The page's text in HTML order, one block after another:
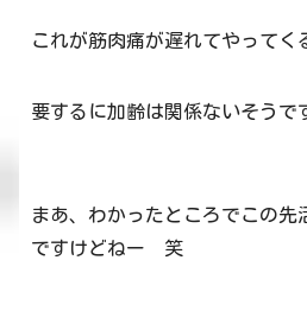
これが筋肉痛が遅れてやってく
要するに加齢は関係ないそうで
まあ、わかったところでこの先
ですけどねー 笑